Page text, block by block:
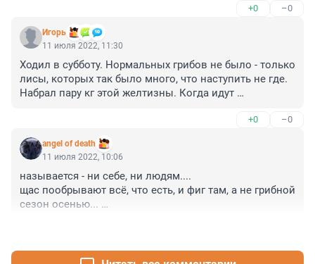
+0 –0
Игoрь
11 июля 2022, 11:30
Ходил в субботу. Нормальных грибов не было - только
лисы, которых так было много, что наступить не где.
Набрал пару кг этой желтизны. Когда идут
+0 –0
angel of death
11 июля 2022, 10:06
называется - ни себе, ни людям....
щас пообрывают всё, что есть, и фиг там, а не грибной
сезон осенью...